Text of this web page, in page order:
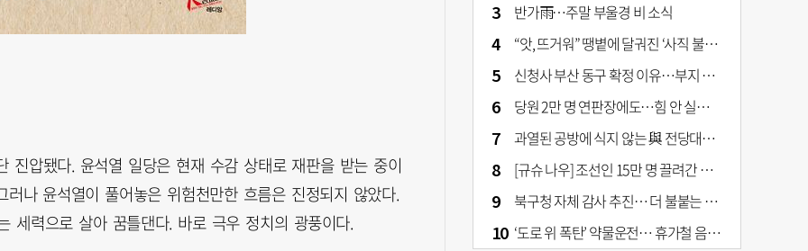
진압됐다. 윤석열 일당은 현재 수감 상태로 재판을 받는 중이
나 윤석열이 풀어놓은 위험천만한 흐름은 진정되지 않았다.
세력으로 살아 꿈틀댄다. 바로 극우 정치의 광풍이다.
반가雨…주말 부울경 비 소식
“앗, 뜨거워” 땡볕에 달궈진 ‘사직 불가마’ 관중석 무려 70도
신청사 부산 동구 확정 이유…부지 용이성·접근성·집적 가능성이 운명 갈랐다 [해수부 북항 시대]
당원 2만 명 연판장에도…힘 안 실리는 ‘장동혁 사퇴’ 공세
과열된 공방에 식지 않는 與 전당대회… 호남·수도권 집중하는 후보들
[규슈 나우] 조선인 15만 명 끌려간 치쿠호 탄광… 대를 이은 진실 캐기
북구청 자체 감사 추진… 더 불붙는 북구 신청사 갈등
‘도로 위 폭탄’ 약물운전… 휴가철 음주와 병행 단속 [교통안전, 시민이 만든다]